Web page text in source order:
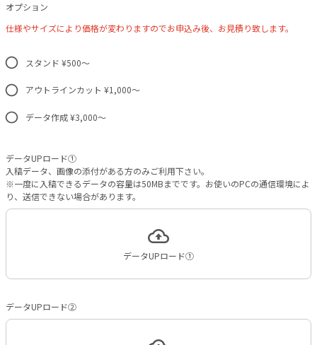
オプション
仕様やサイズにより価格が変わりますのでお申込み後、お見積り致します。
スタンド ¥500～
アウトラインカット ¥1,000～
データ作成 ¥3,000～
データUPロード①
入稿データ、画像の添付がある方のみご利用下さい。
※一度に入稿できるデータの容量は50MBまでです。お使いのPCの通信環境によ
り、送信できない場合があります。
データUPロード①
データUPロード②